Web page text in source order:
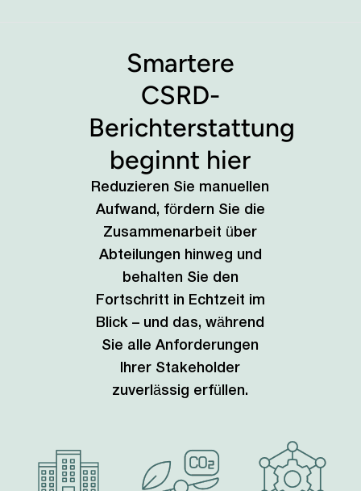
Smartere
CSRD-
Berichterstattung
beginnt hier
Reduzieren Sie manuellen
Aufwand, fördern Sie die
Zusammenarbeit über
Abteilungen hinweg und
behalten Sie den
Fortschritt in Echtzeit im
Blick – und das, während
Sie alle Anforderungen
Ihrer Stakeholder
zuverlässig erfüllen.